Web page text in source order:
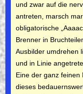
und zwar auf die
antre­ten, marsch
obligatori­sche
Brenner in
Ausbilder um­drehen
und in Linie
Eine der ganz feinen
dieses